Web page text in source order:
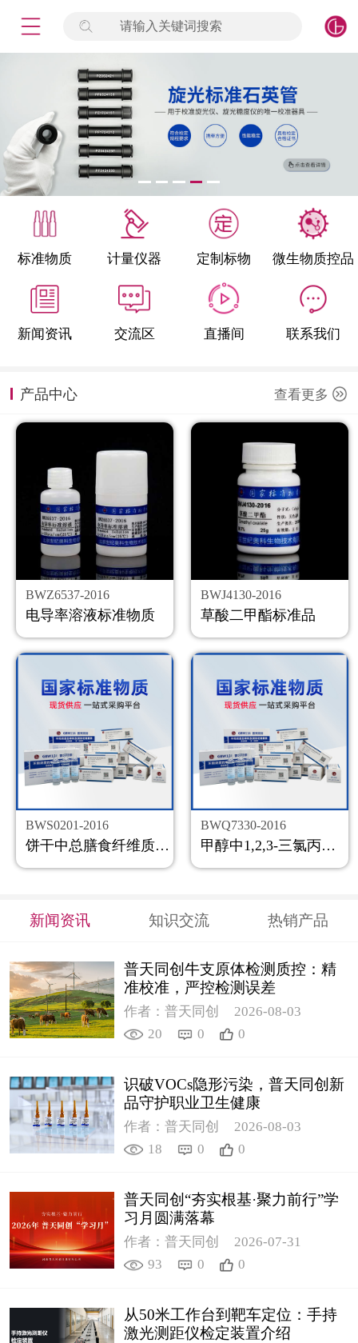
请输入关键词搜索
标准物质 计量仪器 定制标物 微生物质控品
新闻资讯 交流区 直播间 联系我们
产品中心 查看更多
BWZ6537-2016
电导率溶液标准物质
BWJ4130-2016
草酸二甲酯标准品
BWS0201-2016
饼干中总膳食纤维质控样品
BWQ7330-2016
甲醇中1,2,3-三氯丙烷溶液标准物质
新闻资讯 知识交流 热销产品
普天同创牛支原体检测质控：精
准校准，严控检测误差
作者：普天同创
2026-08-03
20
0 0
识破VOCs隐形污染，普天同创新
品守护职业卫生健康
作者：普天同创
2026-08-03
18
0 0
普天同创“夯实根基·聚力前行”学
习月圆满落幕
作者：普天同创
2026-07-31
93
0 0
从50米工作台到靶车定位：手持
激光测距仪检定装置介绍
签到
标准物质
产品专项
微生物检测/质控品
定制标物
定制仪器
新闻资讯
公司主页
购物车
会员中心
联系我们
返回主页